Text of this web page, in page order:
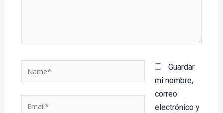
Guardar
mi nombre,
correo
electrónico y